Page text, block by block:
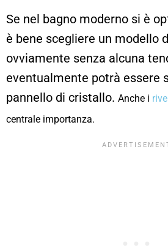
Se nel bagno moderno si è
è bene scegliere un modello
ovviamente senza alcuna
eventualmente potrà essere
pannello di cristallo. Anche i
centrale importanza.